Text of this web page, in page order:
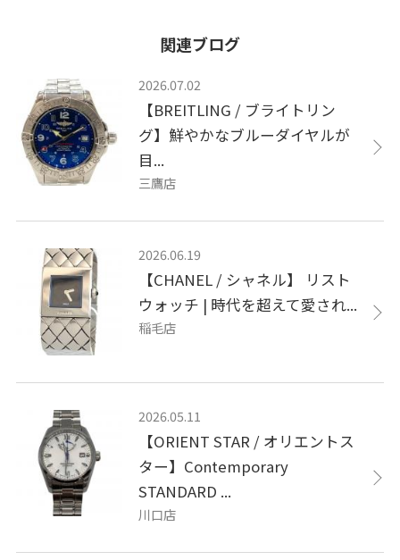
関連ブログ
2026.07.02
【BREITLING / ブライトリン
グ】鮮やかなブルーダイヤルが
目...
三鷹店
2026.06.19
【CHANEL / シャネル】 リスト
ウォッチ | 時代を超えて愛され...
稲毛店
2026.05.11
【ORIENT STAR / オリエントス
ター】Contemporary
STANDARD ...
川口店